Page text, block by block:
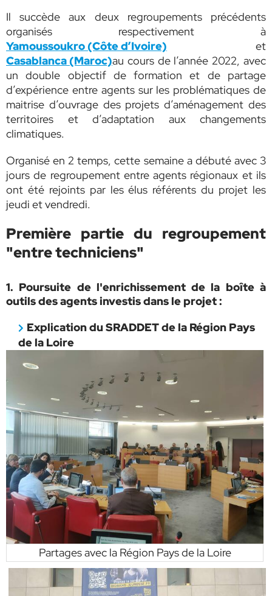
Il succède aux deux regroupements précédents
organisés respectivement à
Yamoussoukro (Côte d’Ivoire) et
Casablanca (Maroc)au cours de l’année 2022, avec
un double objectif de formation et de partage
d’expérience entre agents sur les problématiques de
maitrise d’ouvrage des projets d’aménagement des
territoires et d’adaptation aux changements
climatiques.
Organisé en 2 temps, cette semaine a débuté avec 3
jours de regroupement entre agents régionaux et ils
ont été rejoints par les élus référents du projet les
jeudi et vendredi.
Première partie du regroupement
"entre techniciens"
1. Poursuite de l'enrichissement de la boîte à
outils des agents investis dans le projet :
Explication du SRADDET de la Région Pays
de la Loire
Partages avec la Région Pays de la Loire